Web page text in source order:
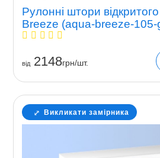
Рулонні штори
Breeze (aqua-breeze-105-
вiд2148грн/шт.
Викликати замірника